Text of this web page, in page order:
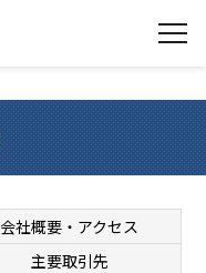
会社概要・アクセス
主要取引先